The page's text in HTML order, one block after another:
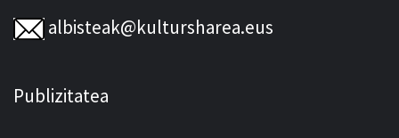
albisteak@kultursharea.eus
Publizitatea